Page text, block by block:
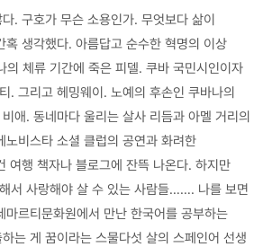
. 구호가 무슨 소용인가. 무엇보다 삶이
혹 생각했다. 아름답고 순수한 혁명의 이상
체류 기간에 죽은 피델. 쿠바 국민시인이자
. 그리고 헤밍웨이. 노예의 후손인 쿠바나의
애. 동네마다 울리는 살사 리듬과 아멜 거리의
노비스타 소셜 클럽의 공연과 화려한
여행 책자나 블로그에 잔뜩 나온다. 하지만
서 사랑해야 살 수 있는 사람들……. 나를 보면
마르티문화원에서 만난 한국어를 공부하는
는 게 꿈이라는 스물다섯 살의 스페인어 선생